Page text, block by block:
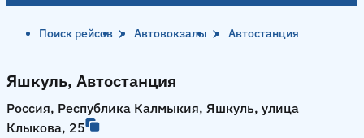
Поиск рейсов Автовокзалы Автостанция
Яшкуль, Автостанция
Россия, Республика Калмыкия, Яшкуль, улица
Клыкова, 25